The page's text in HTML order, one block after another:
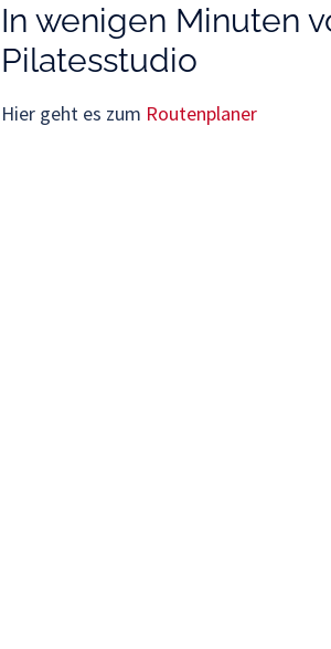
In wenigen Minuten
Pilatesstudio
Hier geht es zum Routenplaner